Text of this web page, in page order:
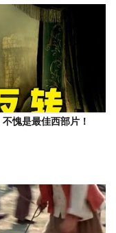
愧是最佳西部片！